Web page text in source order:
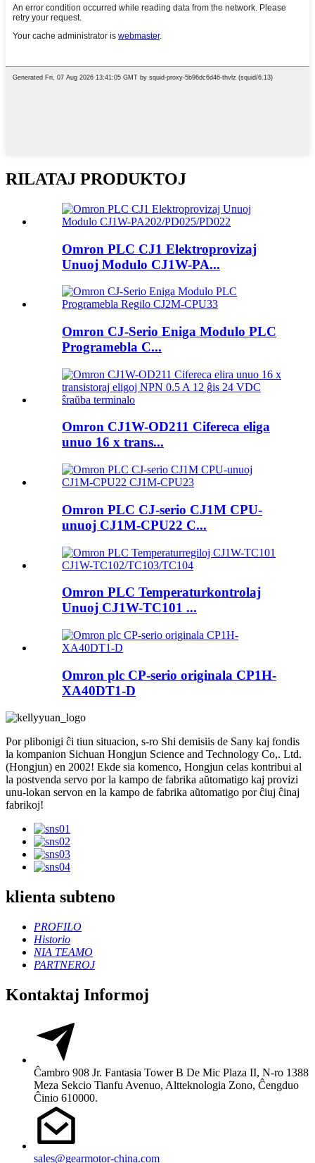
RILATAJ PRODUKTOJ
Omron PLC CJ1 Elektroprovizaj
Unuoj Modulo CJ1W-PA...
Omron CJ-Serio Eniga Modulo PLC
Programebla C...
Omron CJ1W-OD211 Cifereca eliga
unuo 16 x trans...
Omron PLC CJ-serio CJ1M CPU-
unuoj CJ1M-CPU22 C...
Omron PLC Temperaturkontrolaj
Unuoj CJ1W-TC101 ...
Omron plc CP-serio originala CP1H-
XA40DT1-D
Por plibonigi ĉi tiun situacion, s-ro Shi demisiis de Sany kaj fondis
la kompanion Sichuan Hongjun Science and Technology Co,. Ltd.
(Hongjun) en 2002! Ekde sia komenco, Hongjun celas kontribui al
la postvenda servo por la kampo de fabrika aŭtomatigo kaj provizi
unu-lokan servon en la kampo de fabrika aŭtomatigo por ĉiuj ĉinaj
fabrikoj!
klienta subteno
PROFILO
Historio
NIA TEAMO
PARTNEROJ
Kontaktaj Informoj
Ĉambro 908 Jr. Fantasia Tower B De Mic Plaza II, N-ro 1388
Meza Sekcio Tianfu Avenuo, Altteknologia Zono, Ĉengduo
Ĉinio 610000.
sales@gearmotor-china.com